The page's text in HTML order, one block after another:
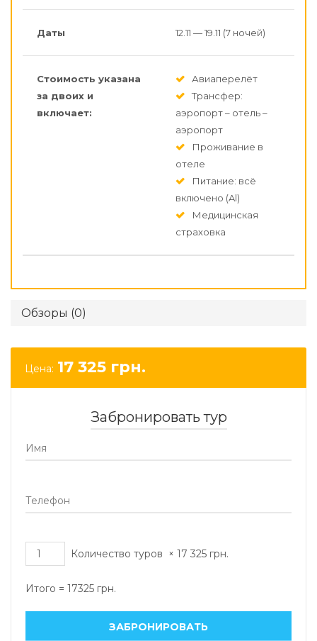
Даты 12.11 — 19.11 (7 ночей)
Стоимость указана
за двоих и
включает:
Авиаперелёт
Трансфер:
аэропорт – отель –
аэропорт
Проживание в
отеле
Питание: всё
включено (Al)
Медицинская
страховка
Обзоры (0)
Цена: 17 325 грн.
Забронировать тур
Количество туров × 17 325 грн.
Итого = 17325 грн.